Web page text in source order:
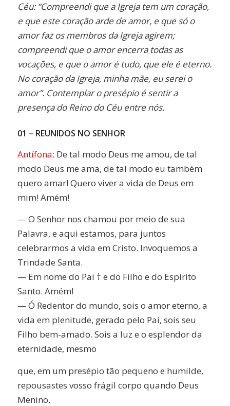
Céu: “Compreendi que a Igreja tem um coração,
e que este coração arde de amor, e que só o
amor faz os membros da Igreja agirem;
compreendi que o amor encerra todas as
vocações, e que o amor é tudo, que ele é eterno.
No coração da Igreja, minha mãe, eu serei o
amor”. Contemplar o presépio é sentir a
presença do Reino do Céu entre nós.
01 – REUNIDOS NO SENHOR
Antífona: De tal modo Deus me amou, de tal
modo Deus me ama, de tal modo eu também
quero amar! Quero viver a vida de Deus em
mim! Amém!
— O Senhor nos chamou por meio de sua
Palavra, e aqui estamos, para juntos
celebrarmos a vida em Cristo. Invoquemos a
Trindade Santa.
— Em nome do Pai † e do Filho e do Espírito
Santo. Amém!
— Ó Redentor do mundo, sois o amor eterno, a
vida em plenitude, gerado pelo Pai, sois seu
Filho bem-amado. Sois a luz e o esplendor da
eternidade, mesmo
que, em um presépio tão pequeno e humilde,
repousastes vosso frágil corpo quando Deus
Menino.